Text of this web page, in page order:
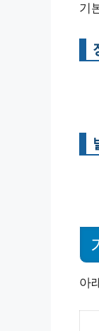
기
아